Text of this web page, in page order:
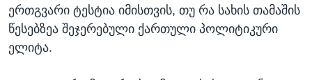
ერთგვარი ტესტია იმისთვის, თუ რა სახის თამაშის
წესებზეა შეჯერებული ქართული პოლიტიკური
ელიტა.